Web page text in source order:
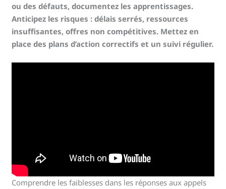
ou des défauts, documentez les apprentissages.
Anticipez les risques : délais serrés, ressources
insuffisantes, offres non compétitives. Mettez en
place des plans d’action correctifs et un suivi régulier.
Comprendre les faiblesses dans les réponses aux appels